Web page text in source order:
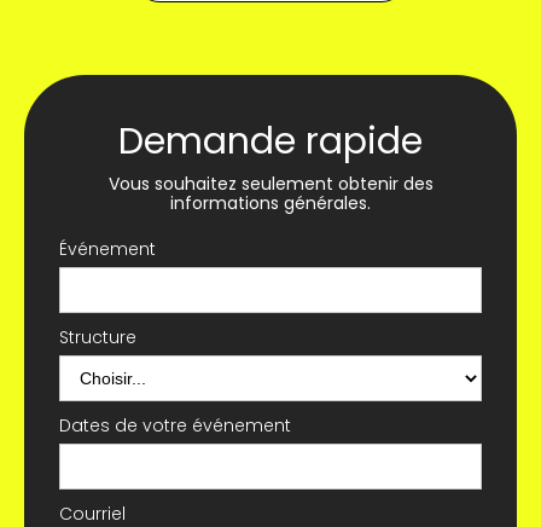
Demande rapide
Vous souhaitez seulement obtenir des
informations générales.
Événement
Structure
Dates de votre événement
Courriel